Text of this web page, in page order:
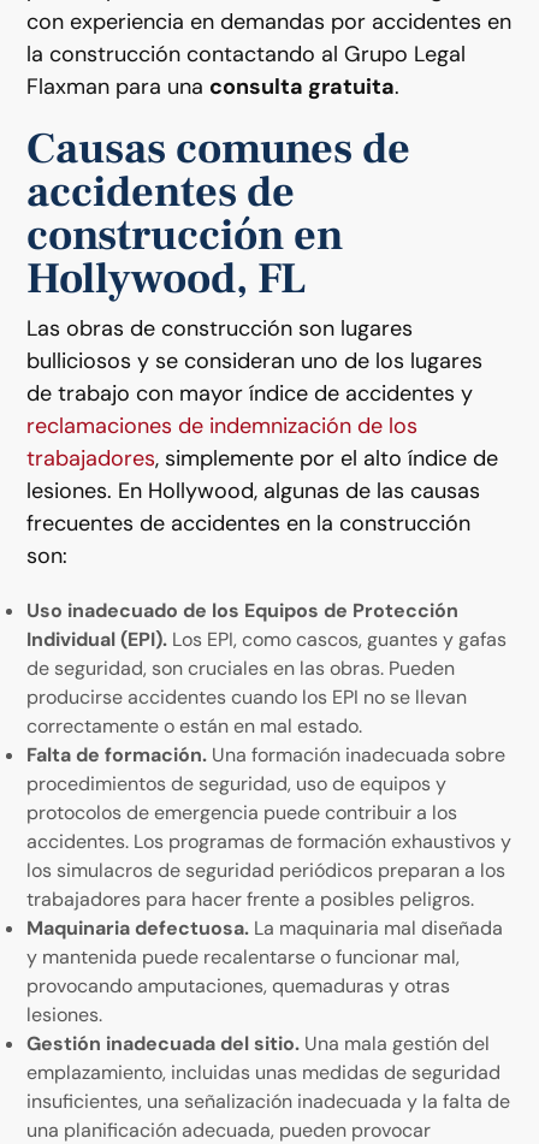
con experiencia en demandas por accidentes en
la construcción contactando al Grupo Legal
Flaxman para una consulta gratuita.
Causas comunes de
accidentes de
construcción en
Hollywood, FL
Las obras de construcción son lugares
bulliciosos y se consideran uno de los lugares
de trabajo con mayor índice de accidentes y
reclamaciones de indemnización de los
trabajadores, simplemente por el alto índice de
lesiones. En Hollywood, algunas de las causas
frecuentes de accidentes en la construcción
son:
Uso inadecuado de los Equipos de Protección
Individual (EPI). Los EPI, como cascos, guantes y gafas
de seguridad, son cruciales en las obras. Pueden
producirse accidentes cuando los EPI no se llevan
correctamente o están en mal estado.
Falta de formación. Una formación inadecuada sobre
procedimientos de seguridad, uso de equipos y
protocolos de emergencia puede contribuir a los
accidentes. Los programas de formación exhaustivos y
los simulacros de seguridad periódicos preparan a los
trabajadores para hacer frente a posibles peligros.
Maquinaria defectuosa. La maquinaria mal diseñada
y mantenida puede recalentarse o funcionar mal,
provocando amputaciones, quemaduras y otras
lesiones.
Gestión inadecuada del sitio. Una mala gestión del
emplazamiento, incluidas unas medidas de seguridad
insuficientes, una señalización inadecuada y la falta de
una planificación adecuada, pueden provocar